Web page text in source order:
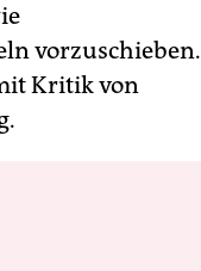
vorzuschieben.
Kritik von